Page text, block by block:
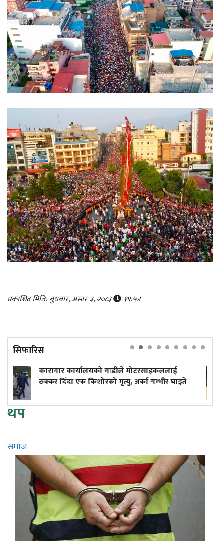
प्रकाशित मिति: बुधबार, असार ३, २०८३ १९:५४
सिफारिस
मोटरसाइकललाई
मृत्यु, अर्का गम्भीर घाइते
दुर्घटनाले डुबेको व्यवसाय,
कमाइले
थप
समाज